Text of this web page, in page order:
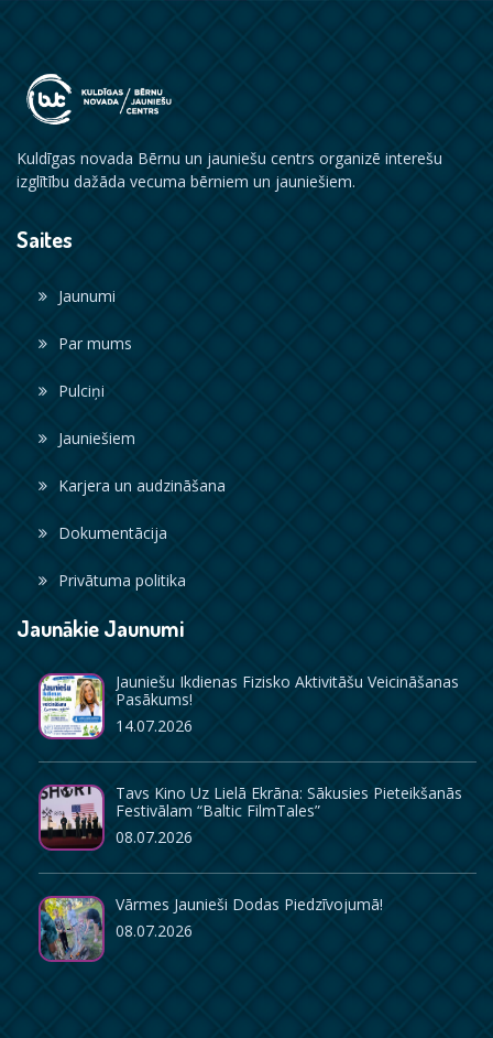
Kuldīgas novada Bērnu un jauniešu centrs organizē interešu
izglītību dažāda vecuma bērniem un jauniešiem.
Saites
Jaunumi
Par mums
Pulciņi
Jauniešiem
Karjera un audzināšana
Dokumentācija
Privātuma politika
Jaunākie Jaunumi
Jauniešu Ikdienas Fizisko Aktivitāšu Veicināšanas
Pasākums!
14.07.2026
Tavs Kino Uz Lielā Ekrāna: Sākusies Pieteikšanās
Festivālam “Baltic FilmTales”
08.07.2026
Vārmes Jaunieši Dodas Piedzīvojumā!
08.07.2026